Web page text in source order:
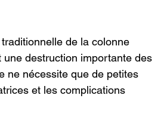
de la colonne
destruction importante des
ne nécessite que de petites
et les complications